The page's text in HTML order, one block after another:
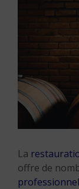
La
offre de